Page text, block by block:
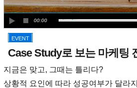
00:00
EVENT
Case Study로 보는 마케팅
지금은 맞고, 그때는 틀리다?
상황적 요인에 따라 성공여부가 달라